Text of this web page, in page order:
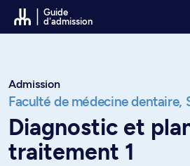
Passer au contenu
Guide
d'admission
Admission
Faculté de médecine dentaire,
Diagnostic et
traitement 1